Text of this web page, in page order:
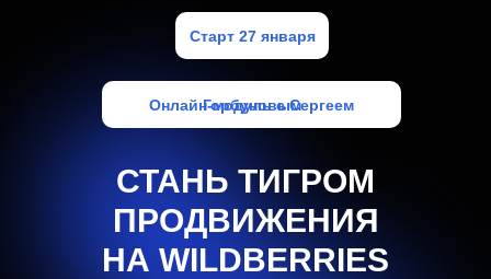
Онлайн-модуль с Сергеем Горбуновым
Старт 27 января
СТАНЬ ТИГРОМ
ПРОДВИЖЕНИЯ
НА WILDBERRIES
СПИКЕР:
СЕРГЕЙ ГОРБУНОВ